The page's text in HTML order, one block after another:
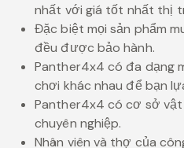
nhất với giá tốt nhất thị
Đặc biệt mọi sản phẩm
đều được bảo hành.
Panther4x4 có đa dạng
chơi khác nhau để bạn
Panther4x4 có cơ sở
chuyên nghiệp.
Nhân viên và thợ của